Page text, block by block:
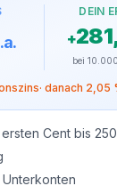
DEIN
+
bei
· danach 2,05
Cent bis